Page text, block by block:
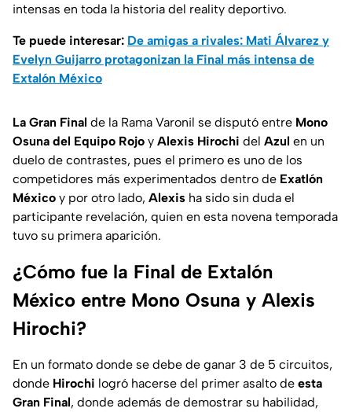
intensas en toda la historia del reality deportivo.
Te puede interesar: De amigas a rivales: Mati Álvarez y
Evelyn Guijarro protagonizan la Final más intensa de
Extalón México
La Gran Final de la Rama Varonil se disputó entre Mono
Osuna del Equipo Rojo y Alexis Hirochi del Azul en un
duelo de contrastes, pues el primero es uno de los
competidores más experimentados dentro de Exatlón
México y por otro lado, Alexis ha sido sin duda el
participante revelación, quien en esta novena temporada
tuvo su primera aparición.
¿Cómo fue la Final de Extalón
México entre Mono Osuna y Alexis
Hirochi?
En un formato donde se debe de ganar 3 de 5 circuitos,
donde Hirochi logró hacerse del primer asalto de esta
Gran Final, donde además de demostrar su habilidad,